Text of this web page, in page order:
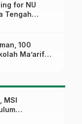
for NU
Tengah
Menuju
100
Ma’arif
Literasi
MSI
Baru dalam